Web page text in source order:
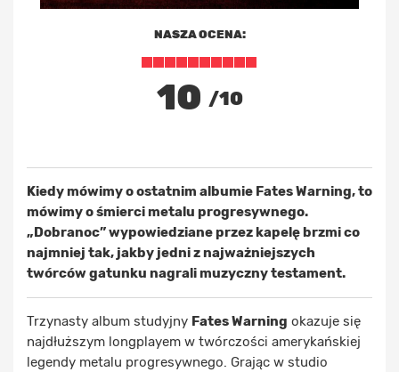
NASZA OCENA:
10 /10
Kiedy mówimy o ostatnim albumie Fates Warning, to
mówimy o śmierci metalu progresywnego.
„Dobranoc” wypowiedziane przez kapelę brzmi co
najmniej tak, jakby jedni z najważniejszych
twórców gatunku nagrali muzyczny testament.
Trzynasty album studyjny Fates Warning okazuje się
najdłuższym longplayem w twórczości amerykańskiej
legendy metalu progresywnego. Grając w studio